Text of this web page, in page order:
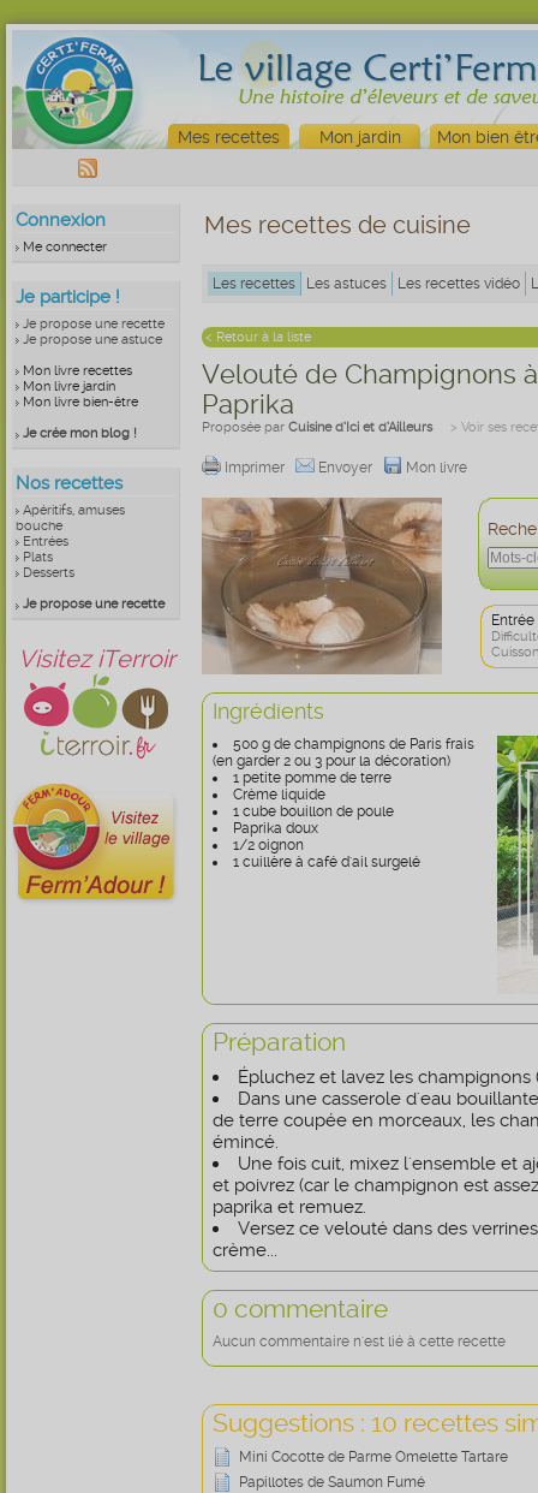
Mes recettes Mon jardin Mon bien
Connexion
Me connecter
Je participe !
Je propose une recette
Je propose une astuce
Mon livre recettes
Mon livre jardin
Mon livre bien-être
Je crée mon blog !
Nos recettes
Apéritifs, amuses
bouche
Entrées
Plats
Desserts
Je propose une recette
Visitez iTerroir
Mes recettes de cuisine
Les recettes Les astuces Les recettes vidéo
< Retour à la liste
Velouté de Champignons
Paprika
Proposée par Cuisine d’Ici et d’Ailleurs > Voir ses
Imprimer Envoyer Mon livre
Entrée
Ingrédients
500 g de champignons de Paris frais
(en garder 2 ou 3 pour la décoration)
1 petite pomme de terre
Crème liquide
1 cube bouillon de poule
Paprika doux
1/2 oignon
1 cuillère à café d'ail surgelé
Préparation
Épluchez et lavez les champignons
Dans une casserole d'eau
de terre coupée en morceaux, les
émincé.
Une fois cuit, mixez l'ensemble et
et poivrez (car le champignon est
paprika et remuez.
Versez ce velouté dans des
crème...
0 commentaire
Aucun commentaire n'est lié à cette recette
Suggestions : 10 recettes
Mini Cocotte de Parme Omelette Tartare
Papillotes de Saumon Fumé